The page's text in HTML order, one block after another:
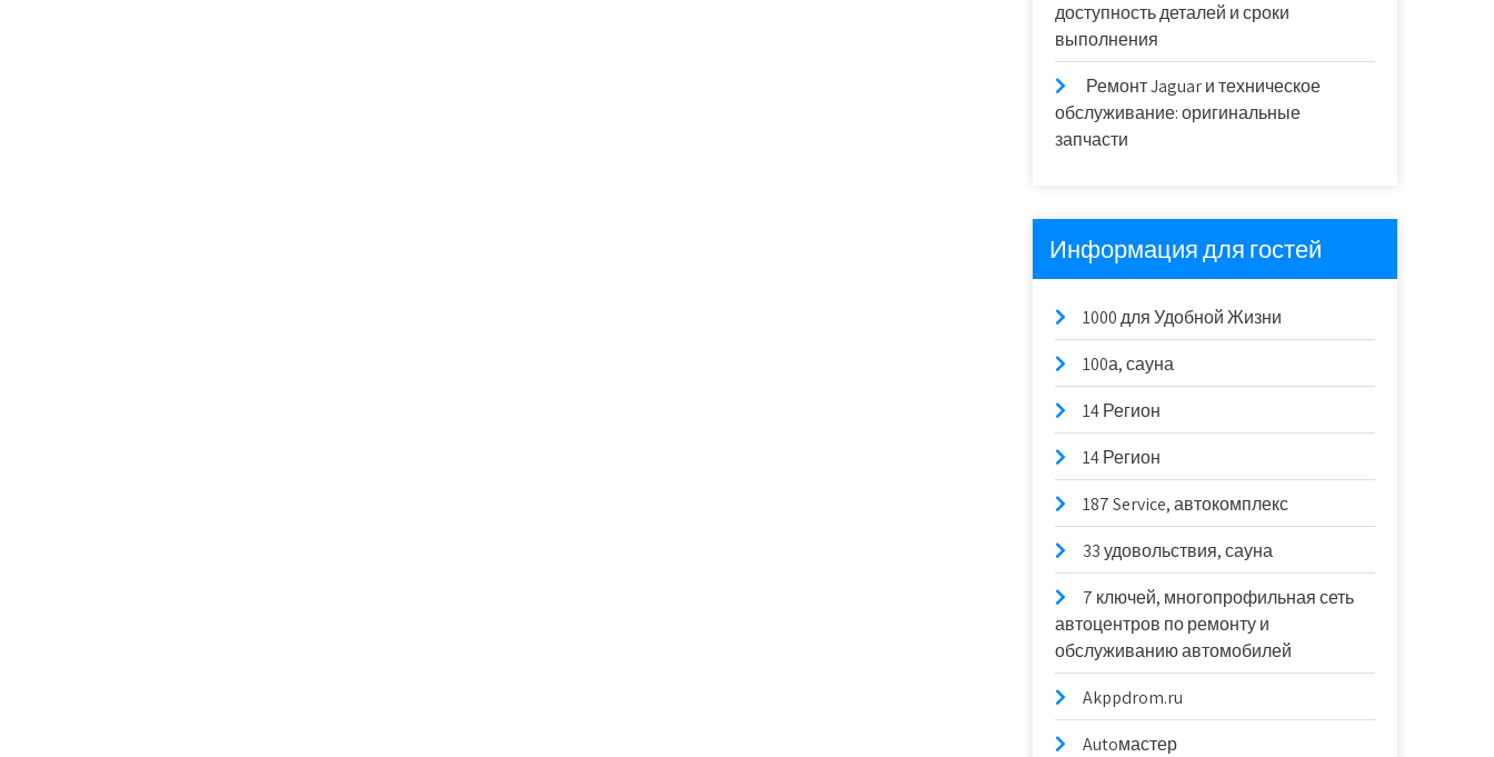
доступность деталей и сроки
выполнения
Ремонт Jaguar и техническое
обслуживание: оригинальные
запчасти
Информация для гостей
1000 для Удобной Жизни
100а, сауна
14 Регион
14 Регион
187 Service, автокомплекс
33 удовольствия, сауна
7 ключей, многопрофильная сеть
автоцентров по ремонту и
обслуживанию автомобилей
Akppdrom.ru
Autoмастер